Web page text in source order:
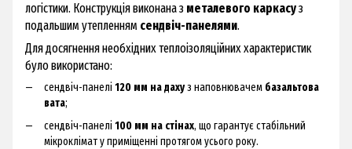
логістики. Конструкція виконана з металевого каркасуз
подальшим утепленням сендвіч-панелями.
Для досягнення необхідних теплоізоляційних характеристик
було використано:
сендвіч-панелі 120 мм на дахуз наповнювачем базальтова
вата;
сендвіч-панелі 100 мм на стінах, що гарантує стабільний
мікроклімат у приміщенні протягом усього року.